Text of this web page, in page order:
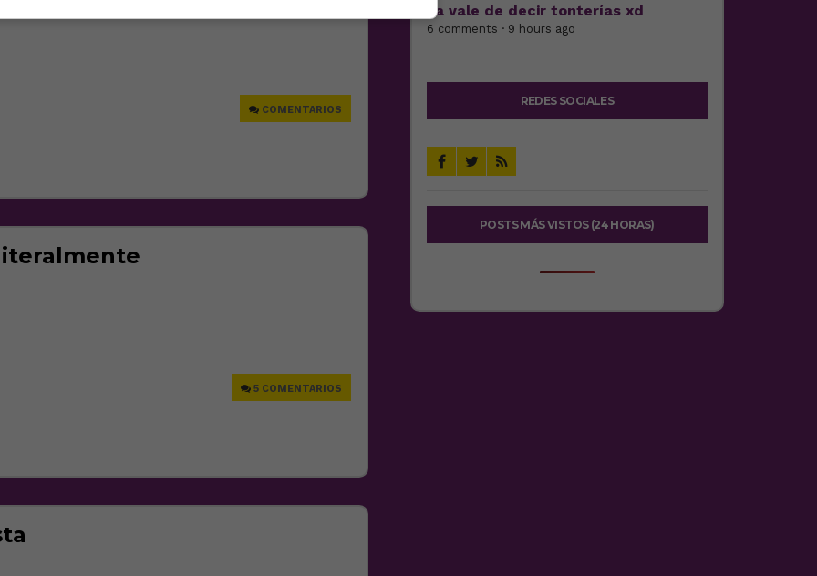
COMENTARIOS
5 COMENTARIOS
Ya vale de decir tonterías xd
6 comments · 9 hours ago
REDES SOCIALES
POSTS MÁS VISTOS (24 HORAS)